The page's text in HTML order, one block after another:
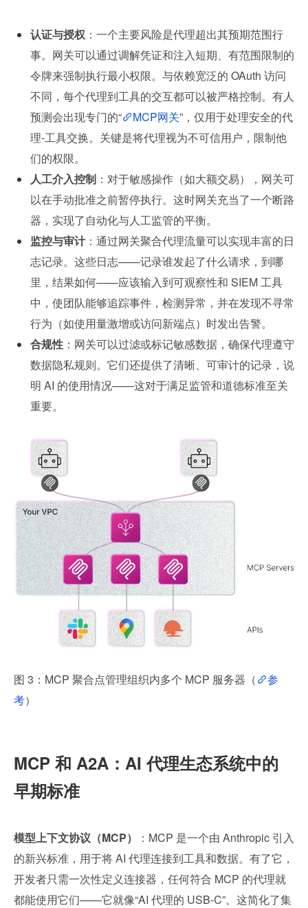
认证与授权 ：一个主要风险是代理超出其预期范围行
事。网关可以通过调解凭证和注入短期、有范围限制的
令牌来强制执行最小权限。与依赖宽泛的 OAuth 访问
不同，每个代理到工具的交互都可以被严格控制。有人
预测会出现专门的“
MCP网关”，仅用于处理安全的代
理-工具交换。关键是将代理视为不可信用户，限制他
们的权限。
人工介入控制 ：对于敏感操作（如大额交易），网关可
以在手动批准之前暂停执行。这时网关充当了一个断路
器，实现了自动化与人工监管的平衡。
监控与审计：通过网关聚合代理流量可以实现丰富的日
志记录。这些日志——记录谁发起了什么请求，到哪
里，结果如何——应该输入到可观察性和 SIEM 工具
中，使团队能够追踪事件，检测异常，并在发现不寻常
行为（如使用量激增或访问新端点）时发出告警。
合规性 ：网关可以过滤或标记敏感数据，确保代理遵守
数据隐私规则。它们还提供了清晰、可审计的记录，说
明 AI 的使用情况——这对于满足监管和道德标准至关
重要。
图 3：MCP 聚合点管理组织内多个 MCP 服务器（
参
考）
MCP 和 A2A：AI 代理生态系统中的
早期标准
模型上下文协议（MCP）
：MCP 是一个由 Anthropic 引入
的新兴标准，用于将 AI 代理连接到工具和数据。有了它，
开发者只需一次性定义连接器，任何符合 MCP 的代理就
都能使用它们——它就像“AI 代理的 USB-C”。这简化了集